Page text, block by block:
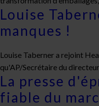
Louise
manques !
Louise Taberner a rejoint
qu'AP/Secrétaire du
La presse
fiable du